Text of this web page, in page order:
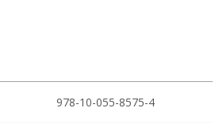
978-10-055-8575-4